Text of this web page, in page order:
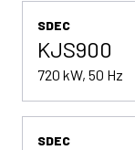
SDEC
KJS900
720 kW, 50 Hz
SDEC